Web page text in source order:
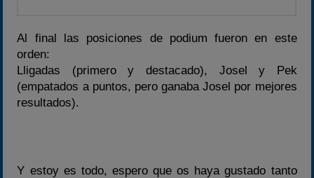
Al final las posiciones de podium fueron en este
orden:
Lligadas (primero y destacado), Josel y Pek
(empatados a puntos, pero ganaba Josel por mejores
resultados).
Y estoy es todo, espero que os haya gustado tanto